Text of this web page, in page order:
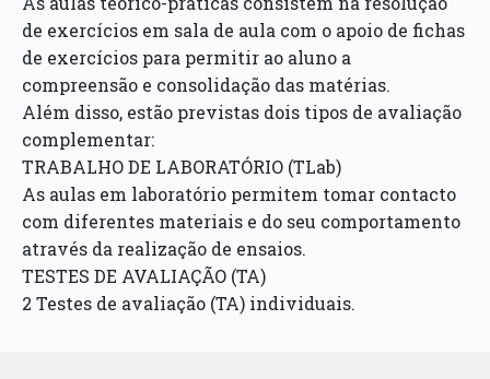
de exercícios em sala de aula com o apoio de fichas
de exercícios para permitir ao aluno a
compreensão e consolidação das matérias.
Além disso, estão previstas dois tipos de avaliação
complementar:
TRABALHO DE LABORATÓRIO (TLab)
As aulas em laboratório permitem tomar contacto
com diferentes materiais e do seu comportamento
através da realização de ensaios.
TESTES DE AVALIAÇÃO (TA)
2 Testes de avaliação (TA) individuais.